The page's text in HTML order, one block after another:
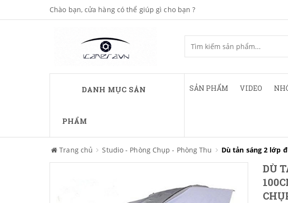
Chào bạn, cửa hàng có thể giúp gì cho bạn ?
DANH MỤC SẢN
PHẨM
SẢN PHẨM VIDEO
Trang chủ Studio - Phòng Chụp - Phòng Thu Dù tản sáng 2 lớp
DÙ